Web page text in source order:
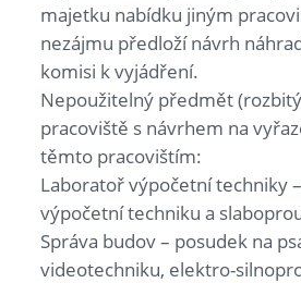
majetku nabídku jiným
nezájmu předloží návrh
komisi k vyjádření.
Nepoužitelný předmět
pracoviště s návrhem na
těmto pracovištím:
Laboratoř výpočetní techniky
výpočetní techniku a
Správa budov – posudek na
videotechniku, elektro-